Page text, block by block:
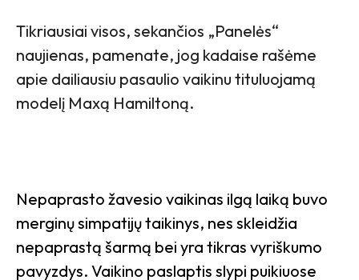
Tikriausiai visos, sekančios „Panelės“
naujienas, pamenate, jog kadaise rašėme
apie dailiausiu pasaulio vaikinu tituluojamą
modelį Maxą Hamiltoną.
Nepaprasto žavesio vaikinas ilgą laiką buvo
merginų simpatijų taikinys, nes skleidžia
nepaprastą šarmą bei yra tikras vyriškumo
pavyzdys. Vaikino paslaptis slypi puikiuose